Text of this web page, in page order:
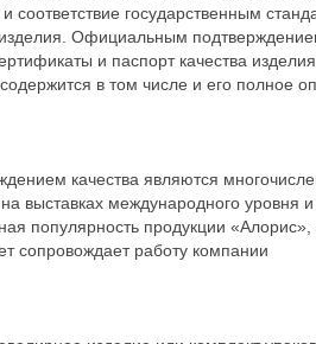
и соответствие государственным
Официальным
и паспорт качества
в том числе и его полное
качества являются
выставках международного уровня и
популярность продукции «Алорис»,
сопровождает работу компании